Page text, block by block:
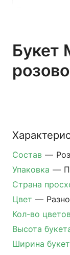
Букет
Состав —
Упаковка —
Страна
Цвет —
Кол-во
Высота
Ширина